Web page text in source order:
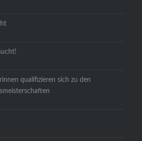
qualifizieren sich zu den